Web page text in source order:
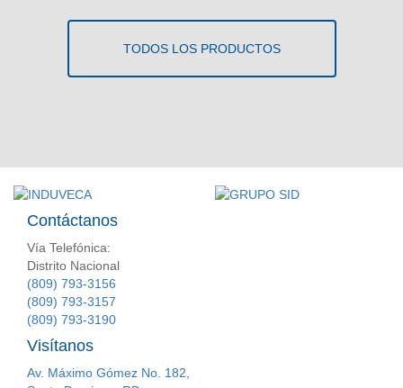
TODOS LOS PRODUCTOS
Contáctanos
Vía Telefónica:
Distrito Nacional
(809) 793-3156
(809) 793-3157
(809) 793-3190
Visítanos
Av. Máximo Gómez No. 182,